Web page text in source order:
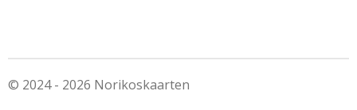
© 2024 - 2026 Norikoskaarten